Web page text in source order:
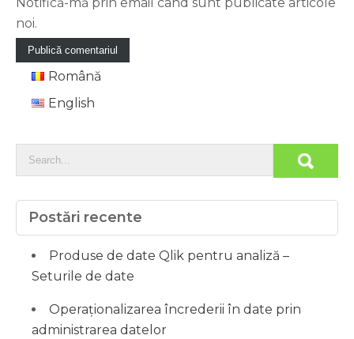
noi.
Română
English
Postări recente
Produse de date Qlik pentru analiză –
Seturile de date
Operaționalizarea încrederii în date prin
administrarea datelor